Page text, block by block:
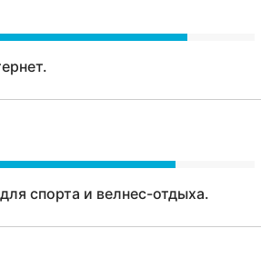
спорта и велнес-отдыха.